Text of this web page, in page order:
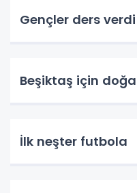
Gençler ders verdi
Beşiktaş için
İlk neşter futbola